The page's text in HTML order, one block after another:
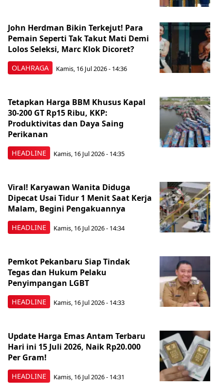
OLAHRAGA
John Herdman Bikin Terkejut! Para
Pemain Seperti Tak Takut Mati Demi
Lolos Seleksi, Marc Klok Dicoret?
Kamis, 16 Jul 2026 - 14:36
HEADLINE
Tetapkan Harga BBM Khusus Kapal
30-200 GT Rp15 Ribu, KKP:
Produktivitas dan Daya Saing
Perikanan
Kamis, 16 Jul 2026 - 14:35
HEADLINE
Viral! Karyawan Wanita Diduga
Dipecat Usai Tidur 1 Menit Saat Kerja
Malam, Begini Pengakuannya
Kamis, 16 Jul 2026 - 14:34
HEADLINE
Pemkot Pekanbaru Siap Tindak
Tegas dan Hukum Pelaku
Penyimpangan LGBT
Kamis, 16 Jul 2026 - 14:33
HEADLINE
Update Harga Emas Antam Terbaru
Hari ini 15 Juli 2026, Naik Rp20.000
Per Gram!
Kamis, 16 Jul 2026 - 14:31